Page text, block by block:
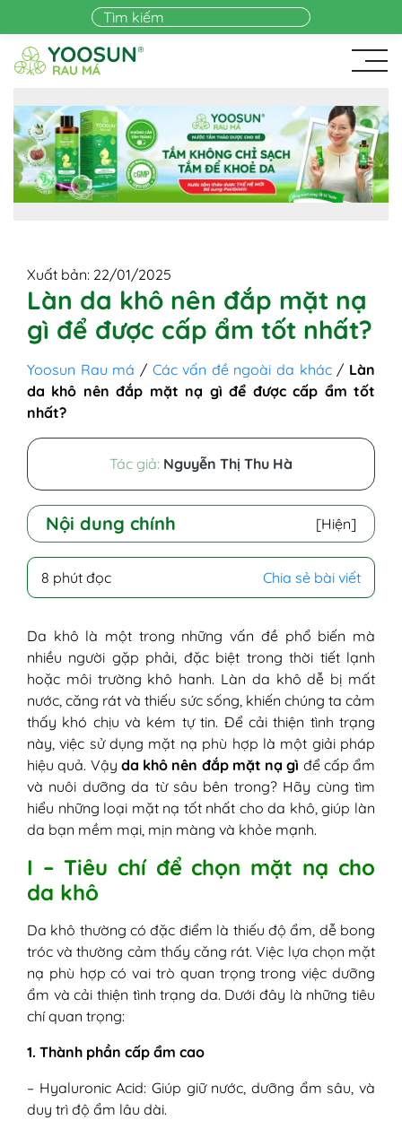
Skip to main content
Xuất bản: 22/01/2025
Làn da khô nên đắp mặt nạ
gì để được cấp ẩm tốt nhất?
Yoosun Rau má / Các vấn đề ngoài da khác/ Làn
da khô nên đắp mặt nạ gì để được cấp ẩm tốt
nhất?
Tác giả: Nguyễn Thị Thu Hà
Nội dung chính [Hiện]
II - Da khô nên đắp mặt nạ gì?
1.1. Mặt nạ bơ và mật ong
1.2. Mặt nạ sữa chua và dầu oliu
1.3. Mặt nạ dưa leo
2. Mặt nạ giấy (sheet mask)
3. Mặt nạ ngủ
III - Lưu ý khi đắp mặt nạ cho da khô
8 phút đọc Chia sẻ bài viết
Da khô là một trong những vấn đề phổ biến mà
nhiều người gặp phải, đặc biệt trong thời tiết lạnh
hoặc môi trường khô hanh. Làn da khô dễ bị mất
nước, căng rát và thiếu sức sống, khiến chúng ta cảm
thấy khó chịu và kém tự tin. Để cải thiện tình trạng
này, việc sử dụng mặt nạ phù hợp là một giải pháp
hiệu quả. Vậy da khô nên đắp mặt nạ gì để cấp ẩm
và nuôi dưỡng da từ sâu bên trong? Hãy cùng tìm
hiểu những loại mặt nạ tốt nhất cho da khô, giúp làn
da bạn mềm mại, mịn màng và khỏe mạnh.
I – Tiêu chí để chọn mặt nạ cho
da khô
Da khô thường có đặc điểm là thiếu độ ẩm, dễ bong
tróc và thường cảm thấy căng rát. Việc lựa chọn mặt
nạ phù hợp có vai trò quan trọng trong việc dưỡng
ẩm và cải thiện tình trạng da. Dưới đây là những tiêu
chí quan trọng:
1. Thành phần cấp ẩm cao
– Hyaluronic Acid: Giúp giữ nước, dưỡng ẩm sâu, và
duy trì độ ẩm lâu dài.